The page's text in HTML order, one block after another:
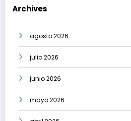
Archives
agosto 2026
julio 2026
junio 2026
mayo 2026